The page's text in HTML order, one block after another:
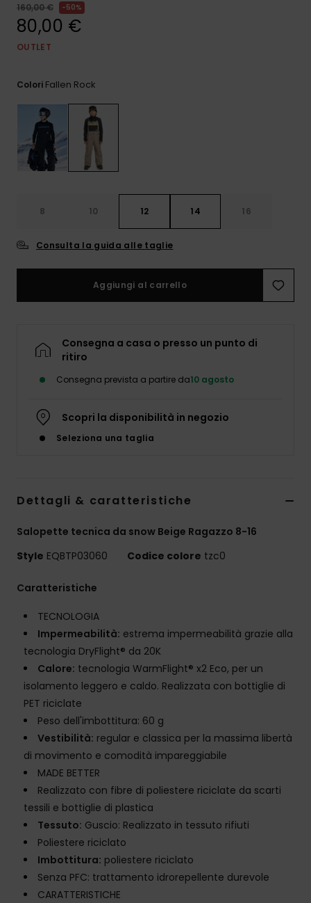
160,00 €
50%
80,00 €
OUTLET
Colori Fallen Rock
8 10 12 14 16
Consulta la guida alle taglie
Aggiungi al carrello
Consegna a casa o presso un punto di
ritiro
Consegna prevista a partire da10 agosto
Scopri la disponibilità in negozio
Seleziona una taglia
Dettagli & caratteristiche
Salopette tecnica da snow Beige Ragazzo 8-16
Style EQBTP03060 Codice colore tzc0
Caratteristiche
TECNOLOGIA
Impermeabilità: estrema impermeabilità grazie alla
tecnologia DryFlight® da 20K
Calore: tecnologia WarmFlight® x2 Eco, per un
isolamento leggero e caldo. Realizzata con bottiglie di
PET riciclate
Peso dell'imbottitura: 60 g
Vestibilità: regular e classica per la massima libertà
di movimento e comodità impareggiabile
MADE BETTER
Realizzato con fibre di poliestere riciclate da scarti
tessili e bottiglie di plastica
Tessuto: Guscio: Realizzato in tessuto rifiuti
Poliestere riciclato
Imbottitura: poliestere riciclato
Senza PFC: trattamento idrorepellente durevole
CARATTERISTICHE